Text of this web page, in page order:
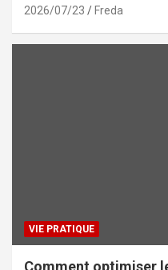
2026/07/23 Freda
VIE PRATIQUE
Comment optimiser